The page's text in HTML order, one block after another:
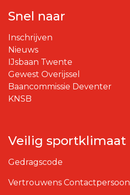
Snel naar
Inschrijven
Nieuws
IJsbaan Twente
Gewest Overijssel
Baancommissie Deventer
KNSB
Veilig sportklimaat
Gedragscode
Vertrouwens Contactpersoon